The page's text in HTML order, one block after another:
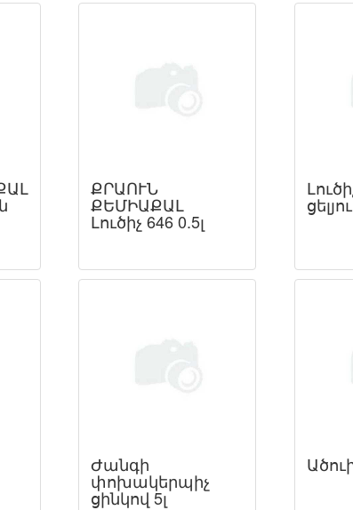
ՔՐԱՈՒՆ
ՔԵՄԻԱՔԱԼ
Լուծիչ 646 0.5լ
Ժանգի
փոխակերպիչ
ցինկով 5լ